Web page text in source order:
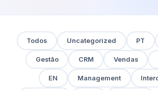
Todos Uncategorized PT
Gestão CRM Vendas
EN Management